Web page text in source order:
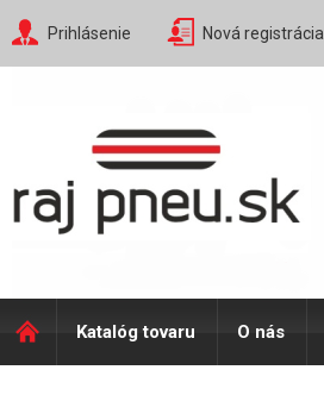
Prihlásenie Nová registrácia
Katalóg tovaru O nás